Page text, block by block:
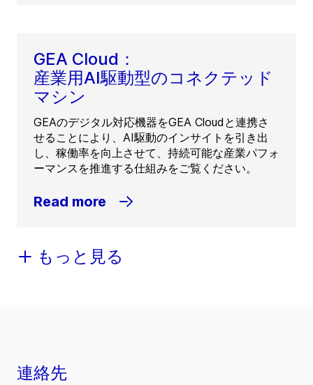
GEA Cloud：
産業用AI駆動型のコネクテッド
マシン
GEAのデジタル対応機器をGEA Cloudと連携さ
せることにより、AI駆動のインサイトを引き出
し、稼働率を向上させて、持続可能な産業パフォ
ーマンスを推進する仕組みをご覧ください。
Read more
もっと見る
連絡先